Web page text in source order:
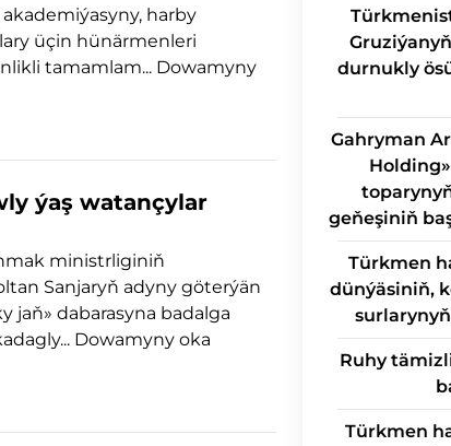
harby
üçin hünärmenleri
tamamlam... Dowamyny
ýaş watançylar
ministrliginiň
Sanjaryň adyny göterýän
jaň» dabarasyna badalga
Dowamyny oka
durnukly
Gahryman
geňeşiniň
Türk­men
dün­ýä­si­niň,
Ruhy
Türkmen